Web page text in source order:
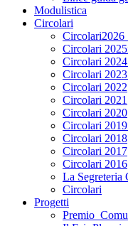
Modulistica
Circolari
Circolari
Circolari
Circolari
Circolari 2022
Circolari 2021
Circolari 2020
Circolari
Circolari 2018
Circolari 2017
Circolari 2016
La Segreteria
Circolari
Progetti